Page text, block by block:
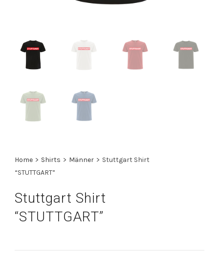
Home > Shirts > Männer > Stuttgart Shirt
“STUTTGART”
Stuttgart Shirt
“STUTTGART”